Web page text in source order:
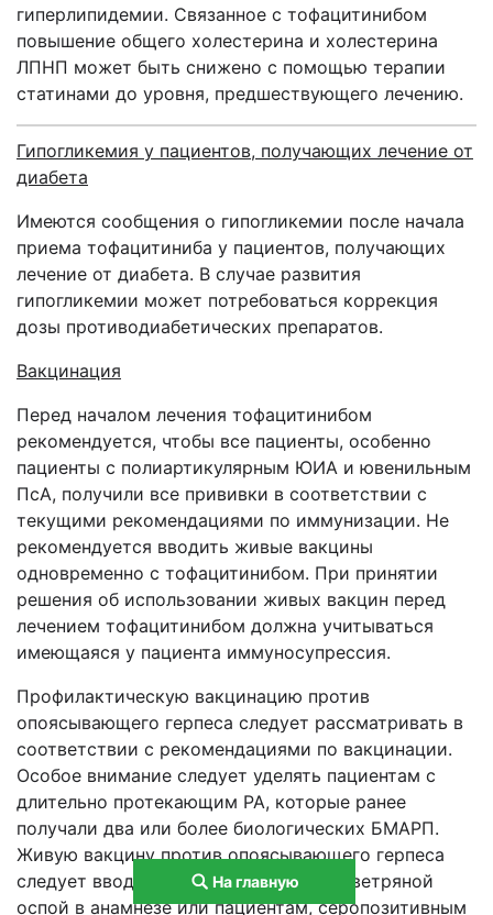
гиперлипидемии. Связанное с тофацитинибом
повышение общего холестерина и холестерина
ЛПНП может быть снижено с помощью терапии
статинами до уровня, предшествующего лечению.
Гипогликемия у пациентов, получающих лечение от
диабета
Имеются сообщения о гипогликемии после начала
приема тофацитиниба у пациентов, получающих
лечение от диабета. В случае развития
гипогликемии может потребоваться коррекция
дозы противодиабетических препаратов.
Вакцинация
Перед началом лечения тофацитинибом
рекомендуется, чтобы все пациенты, особенно
пациенты с полиартикулярным ЮИА и ювенильным
ПсА, получили все прививки в соответствии с
текущими рекомендациями по иммунизации. Не
рекомендуется вводить живые вакцины
одновременно с тофацитинибом. При принятии
решения об использовании живых вакцин перед
лечением тофацитинибом должна учитываться
имеющаяся у пациента иммуносупрессия.
Профилактическую вакцинацию против
опоясывающего герпеса следует рассматривать в
соответствии с рекомендациями по вакцинации.
Особое внимание следует уделять пациентам с
длительно протекающим РА, которые ранее
получали два или более биологических БМАРП.
Живую вакцину против опоясывающего герпеса
следует вводить только пациентам с ветряной
оспой в анамнезе или пациентам, серопозитивным
На главную